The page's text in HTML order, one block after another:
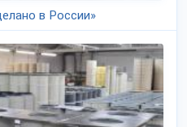
в России»